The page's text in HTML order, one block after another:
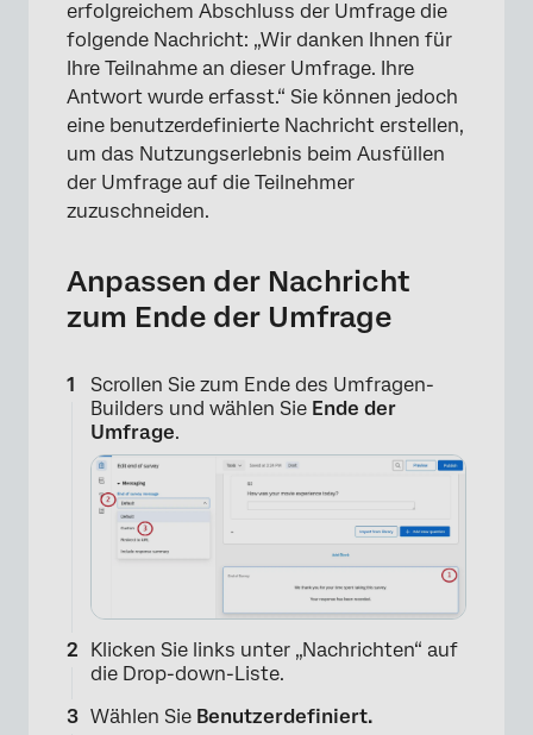
erfolgreichem Abschluss der Umfrage die
folgende Nachricht: „Wir danken Ihnen für
Ihre Teilnahme an dieser Umfrage. Ihre
Antwort wurde erfasst.“ Sie können jedoch
eine benutzerdefinierte Nachricht erstellen,
um das Nutzungserlebnis beim Ausfüllen
der Umfrage auf die Teilnehmer
zuzuschneiden.
Anpassen der Nachricht
zum Ende der Umfrage
Scrollen Sie zum Ende des Umfragen-
Builders und wählen Sie Ende der
Umfrage.
Klicken Sie links unter „Nachrichten“ auf
die Drop-down-Liste.
Wählen Sie Benutzerdefiniert.